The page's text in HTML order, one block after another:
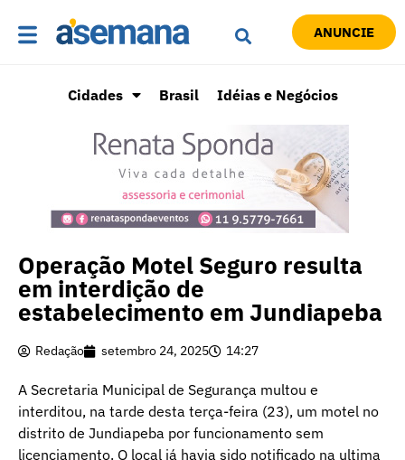
ANUNCIE
Cidades Brasil Idéias e Negócios
Operação Motel Seguro resulta
em interdição de
estabelecimento em Jundiapeba
Redação setembro 24, 2025 14:27
A Secretaria Municipal de Segurança multou e
interditou, na tarde desta terça-feira (23), um motel no
distrito de Jundiapeba por funcionamento sem
licenciamento. O local já havia sido notificado na ultima